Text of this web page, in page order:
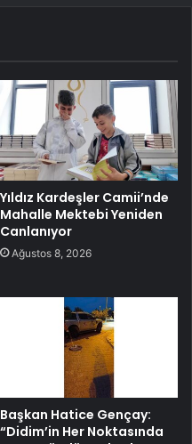
Yıldız Kardeşler Camii’nde
Mahalle Mektebi Yeniden
Canlanıyor
Ağustos 8, 2026
Başkan Hatice Gençay:
“Didim’in Her Noktasında